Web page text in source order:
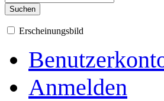
Suchen
Erscheinungsbild
Anmelden